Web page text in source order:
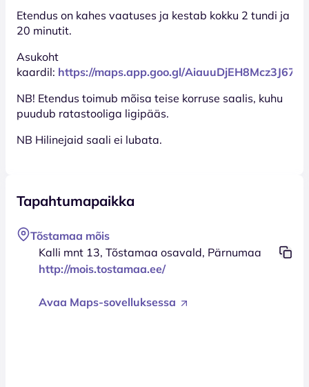
Etendus on kahes vaatuses ja kestab kokku 2 tundi ja
20 minutit.
Asukoht
kaardil: https://maps.app.goo.gl/AiauuDjEH8Mcz3J67
NB! Etendus toimub mõisa teise korruse saalis, kuhu
puudub ratastooliga ligipääs.
NB Hilinejaid saali ei lubata.
Tapahtumapaikka
Tõstamaa mõis
Kalli mnt 13, Tõstamaa osavald, Pärnumaa
http://mois.tostamaa.ee/
Avaa Maps-sovelluksessa